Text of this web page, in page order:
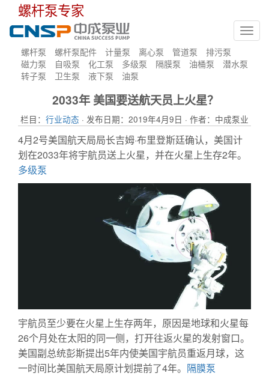
螺杆泵专家
螺杆泵 螺杆泵配件 计量泵 离心泵 管道泵
排污泵
磁力泵
自吸泵 化工泵 多级泵 隔膜泵 油桶泵
潜水泵
转子泵
卫生泵 液下泵 油泵
2033年 美国要送航天员上火星？
栏目： 行业动态 · 发布日期：2019年4月9日 · 作者：中成泵业
4月2号美国航天局局长吉姆·布里登斯廷确认，美国计
划在2033年将宇航员送上火星，并在火星上生存2年。
多级泵
宇航员至少要在火星上生存两年，原因是地球和火星每
26个月处在太阳的同一侧，打开往返火星的发射窗口。
美国副总统彭斯提出5年内使美国宇航员重返月球，这
一时间比美国航天局原计划提前了4年。 隔膜泵